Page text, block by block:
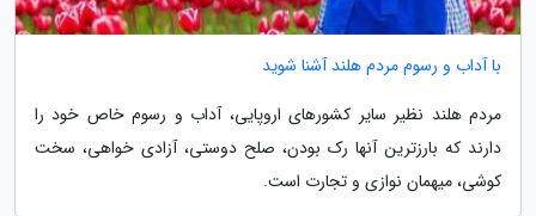
با آداب و رسوم مردم هلند آشنا شوید
مردم هلند نظیر سایر کشورهای اروپایی، آداب و رسوم خاص خود را
دارند که بارزترین آنها رک بودن، صلح دوستی، آزادی خواهی، سخت
کوشی، میهمان نوازی و تجارت است.